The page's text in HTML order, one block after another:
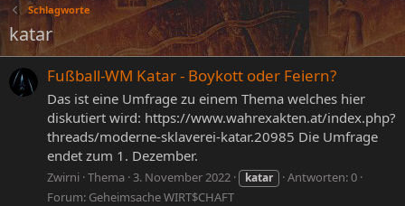
Schlagworte
katar
Fußball-WM Katar - Boykott oder Feiern?
Das ist eine Umfrage zu einem Thema welches hier
diskutiert wird: https://www.wahrexakten.at/index.php?
threads/moderne-sklaverei-katar.20985 Die Umfrage
endet zum 1. Dezember.
Zwirni Thema 3. November 2022 katar
Antworten: 0
Forum: Geheimsache WIRT$CHAFT